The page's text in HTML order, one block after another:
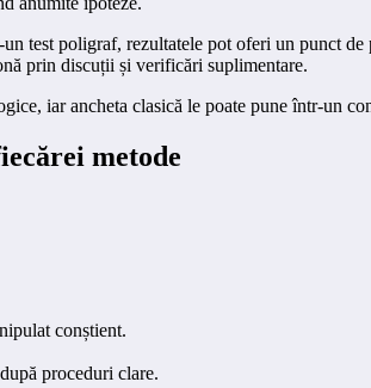
test poligraf, rezultatele pot oferi un punct
prin discuții și verificări suplimentare.
iar ancheta clasică le poate pune într-un
metode
conștient.
proceduri clare.